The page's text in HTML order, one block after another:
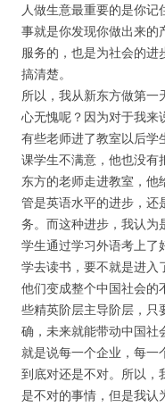
人做生意最重要的是你
事就是你发现你做出来的
服务的，也是为社会的
搞清楚。
所以，我从新东方做第一
心无愧呢？因为对于我来
有些老师进了教室以后学
课学生不满意，他也没有
东方的老师走进教室，他
管是英语水平的进步，还
务。而这种进步，我认为
学生通过学习外语考上了
学去读书，要不就是进入
他们变成整个中国社会的
些精英阶层主导阶层，只
确，未来就能带动中国社
就是说每一个企业，每一
到底对还是不对。所以，
是不对的事情，但是我认